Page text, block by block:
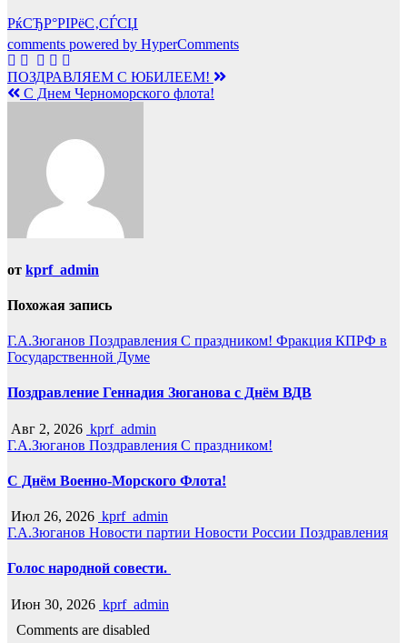
РќСЂР°РІРёС‚СЃСЏ
comments powered by HyperComments
Навигация
по
ПОЗДРАВЛЯЕМ С ЮБИЛЕЕМ!
С Днем Черноморского флота!
от kprf_admin
Похожая запись
Г.А.Зюганов Поздравления С праздником! Фракция КПРФ в
Государственной Думе
Поздравление Геннадия Зюганова с Днём ВДВ
Авг 2, 2026 kprf_admin
Г.А.Зюганов Поздравления С праздником!
С Днём Военно-Морского Флота!
Июл 26, 2026 kprf_admin
Г.А.Зюганов Новости партии Новости России Поздравления
Голос народной совести.
Июн 30, 2026 kprf_admin
Comments are disabled